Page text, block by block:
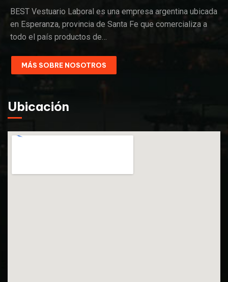
BEST Vestuario Laboral es una empresa argentina ubicada
en Esperanza, provincia de Santa Fe que comercializa a
todo el país productos de…
MÁS SOBRE NOSOTROS
Ubicación